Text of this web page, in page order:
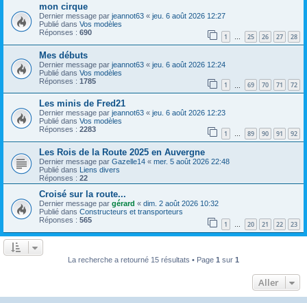
mon cirque
Dernier message par jeannot63 « jeu. 6 août 2026 12:27
Publié dans Vos modèles
Réponses : 690 1 … 25 26 27 28
Mes débuts
Dernier message par jeannot63 « jeu. 6 août 2026 12:24
Publié dans Vos modèles
Réponses : 1785 1 69 70 71 72
Les minis de Fred21
Dernier message par jeannot63 « jeu. 6 août 2026 12:23
Publié dans Vos modèles
Réponses : 2283 1 … 89 90 91 92
Les Rois de la Route 2025 en Auvergne
Dernier message par Gazelle14 « mer. 5 août 2026 22:48
Publié dans Liens divers
Réponses : 22
Croisé sur la route...
Dernier message par gérard « dim. 2 août 2026 10:32
Publié dans Constructeurs et transporteurs
Réponses : 565 1 … 20 21 22 23
La recherche a retourné 15 résultats • Page 1 sur 1
Aller